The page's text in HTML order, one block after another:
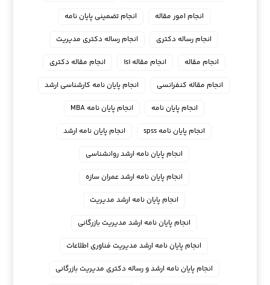
انجام امور مقاله
انجام تضمینی پایان نامه
انجام رساله دکتری
انجام رساله دکتری مدیریت
انجام مقاله
انجام مقاله isi
انجام مقاله دکتری
انجام مقاله کنفرانسی
انجام پايان نامه كارشناسي ارشد
انجام پایان نامه
انجام پایان نامه MBA
انجام پایان نامه spss
انجام پایان نامه ارشد
انجام پایان نامه ارشد روانشناسی
انجام پایان نامه ارشد عمران سازه
انجام پایان نامه ارشد مدیریت
انجام پایان نامه ارشد مدیریت بازرگانی
انجام پایان نامه ارشد مدیریت فناوری اطلاعات
انجام پایان نامه ارشد و رساله دکتری مدیریت بازرگانی